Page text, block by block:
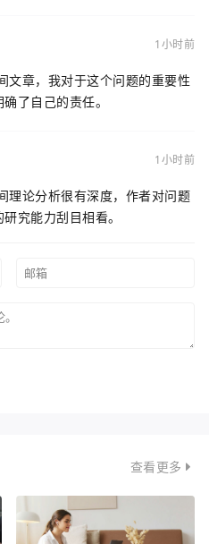
1小时前
文章，我对于这个问题的重要性
了自己的责任。
1小时前
理论分析很有深度，作者对问题
究能力刮目相看。
查看更多